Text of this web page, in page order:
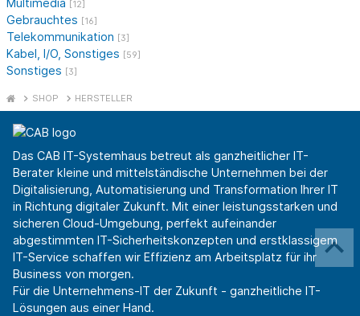
Multimedia [12]
Gebrauchtes [16]
Telekommunikation [3]
Kabel, I/O, Sonstiges [59]
Sonstiges [3]
SHOP HERSTELLER
Das CAB IT-Systemhaus betreut als ganzheitlicher IT-
Berater kleine und mittelständische Unternehmen bei der
Digitalisierung, Automatisierung und Transformation Ihrer IT
in Richtung digitaler Zukunft. Mit einer leistungsstarken und
sicheren Cloud-Umgebung, perfekt aufeinander
abgestimmten IT-Sicherheitskonzepten und erstklassigem
IT-Service schaffen wir Effizienz am Arbeitsplatz für ihr
Business von morgen.
Für die Unternehmens-IT der Zukunft - ganzheitliche IT-
Lösungen aus einer Hand.